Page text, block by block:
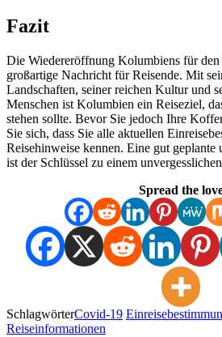
Fazit
Die Wiedereröffnung Kolumbiens für den
großartige Nachricht für Reisende. Mit
Landschaften, seiner reichen Kultur und
Menschen ist Kolumbien ein Reiseziel,
stehen sollte. Bevor Sie jedoch Ihre
Sie sich, dass Sie alle aktuellen
Reisehinweise kennen. Eine gut geplante
ist der Schlüssel zu einem
Spread the
SchlagwörterCovid-19
Reiseinformationen